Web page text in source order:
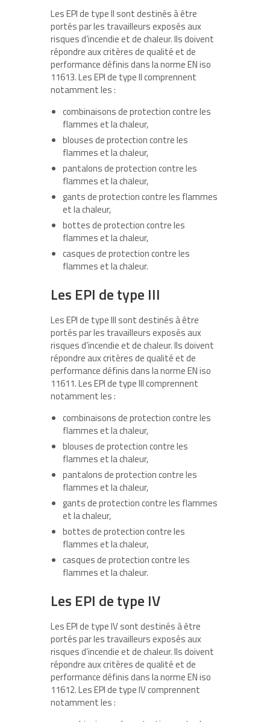
Les EPI de type II sont destinés à être
portés par les travailleurs exposés aux
risques d’incendie et de chaleur. Ils doivent
répondre aux critères de qualité et de
performance définis dans la norme EN iso
11613. Les EPI de type II comprennent
notamment les :
combinaisons de protection contre les
flammes et la chaleur,
blouses de protection contre les
flammes et la chaleur,
pantalons de protection contre les
flammes et la chaleur,
gants de protection contre les flammes
et la chaleur,
bottes de protection contre les
flammes et la chaleur,
casques de protection contre les
flammes et la chaleur.
Les EPI de type III
Les EPI de type III sont destinés à être
portés par les travailleurs exposés aux
risques d’incendie et de chaleur. Ils doivent
répondre aux critères de qualité et de
performance définis dans la norme EN iso
11611. Les EPI de type III comprennent
notamment les :
combinaisons de protection contre les
flammes et la chaleur,
blouses de protection contre les
flammes et la chaleur,
pantalons de protection contre les
flammes et la chaleur,
gants de protection contre les flammes
et la chaleur,
bottes de protection contre les
flammes et la chaleur,
casques de protection contre les
flammes et la chaleur.
Les EPI de type IV
Les EPI de type IV sont destinés à être
portés par les travailleurs exposés aux
risques d’incendie et de chaleur. Ils doivent
répondre aux critères de qualité et de
performance définis dans la norme EN iso
11612. Les EPI de type IV comprennent
notamment les :